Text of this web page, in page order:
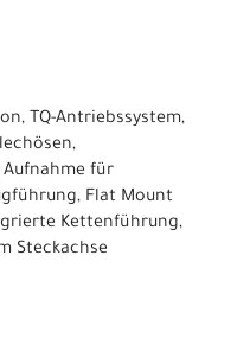
TQ-Antriebssystem,
für
Flat Mount
Kettenführung,
Steckachse